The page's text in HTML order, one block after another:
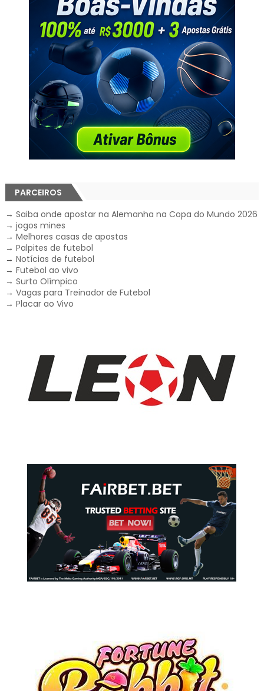
PARCEIROS
→ Saiba onde apostar na Alemanha na Copa do Mundo 2026
→ jogos mines
→ Melhores casas de apostas
→ Palpites de futebol
→ Notícias de futebol
→ Futebol ao vivo
→ Surto Olímpico
→ Vagas para Treinador de Futebol
→ Placar ao Vivo